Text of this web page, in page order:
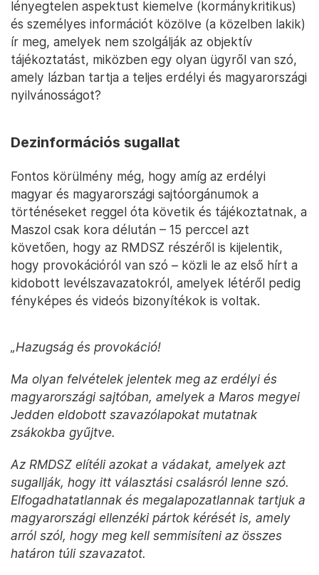
lényegtelen aspektust kiemelve (kormánykritikus)
és személyes információt közölve (a közelben lakik)
ír meg, amelyek nem szolgálják az objektív
tájékoztatást, miközben egy olyan ügyről van szó,
amely lázban tartja a teljes erdélyi és magyarországi
nyilvánosságot?
Dezinformációs sugallat
Fontos körülmény még, hogy amíg az erdélyi
magyar és magyarországi sajtóorgánumok a
történéseket reggel óta követik és tájékoztatnak, a
Maszol csak kora délután – 15 perccel azt
követően, hogy az RMDSZ részéről is kijelentik,
hogy provokációról van szó – közli le az első hírt a
kidobott levélszavazatokról, amelyek létéről pedig
fényképes és videós bizonyítékok is voltak.
„Hazugság és provokáció!
Ma olyan felvételek jelentek meg az erdélyi és
magyarországi sajtóban, amelyek a Maros megyei
Jedden eldobott szavazólapokat mutatnak
zsákokba gyűjtve.
Az RMDSZ elítéli azokat a vádakat, amelyek azt
sugallják, hogy itt választási csalásról lenne szó.
Elfogadhatatlannak és megalapozatlannak tartjuk a
magyarországi ellenzéki pártok kérését is, amely
arról szól, hogy meg kell semmisíteni az összes
határon túli szavazatot.